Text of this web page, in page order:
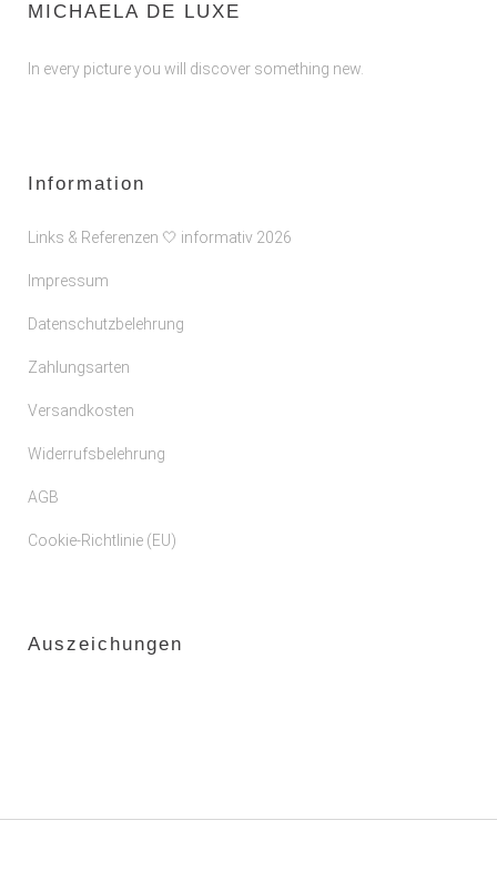
MICHAELA DE LUXE
In every picture you will discover something new.
Information
Links & Referenzen 🤍 informativ 2026
Impressum
Datenschutzbelehrung
Zahlungsarten
Versandkosten
Widerrufsbelehrung
AGB
Cookie-Richtlinie (EU)
Auszeichungen